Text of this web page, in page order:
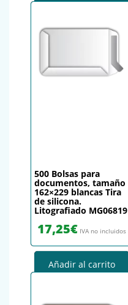
500 Bolsas para
documentos, tamaño
162×229 blancas Tira
de silicona.
Litografiado MG06819
17,25€ IVA no incluidos
Añadir al carrito